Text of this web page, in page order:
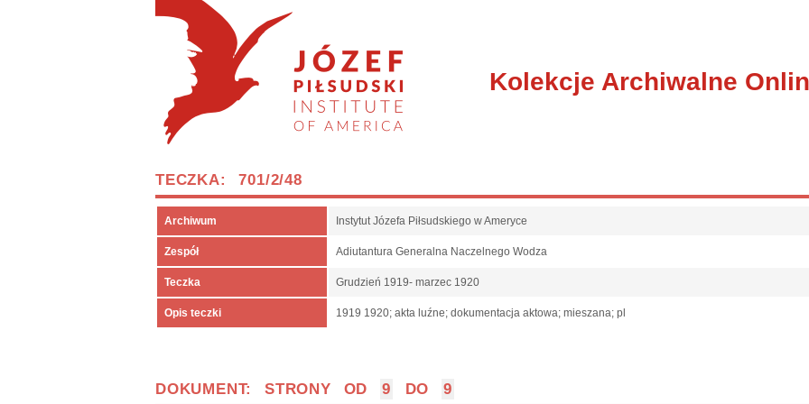
Kolekcje Archiwalne
TECZKA: 701/2/48
Archiwum Instytut Józefa Piłsudskiego w Ameryce
Zespół Adiutantura Generalna Naczelnego Wodza
Teczka Grudzień 1919- marzec 1920
Opis teczki 1919 1920; akta luźne; dokumentacja aktowa; mieszana; pl
DOKUMENT: STRONY OD 9 DO 9